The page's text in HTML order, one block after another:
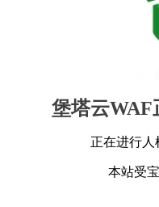
堡塔云WAF
正在进行人
本站受